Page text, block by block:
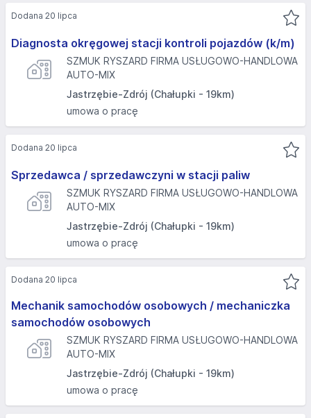
Diagnosta okręgowej stacji kontroli pojazdów (k/m)
SZMUK RYSZARD FIRMA USŁUGOWO-HANDLOWA
AUTO-MIX
Jastrzębie-Zdrój (Chałupki - 19km)
umowa o pracę
Dodana 20 lipca
Sprzedawca / sprzedawczyni w stacji paliw
SZMUK RYSZARD FIRMA USŁUGOWO-HANDLOWA
AUTO-MIX
Jastrzębie-Zdrój (Chałupki - 19km)
umowa o pracę
Dodana 20 lipca
Mechanik samochodów osobowych / mechaniczka
samochodów osobowych
SZMUK RYSZARD FIRMA USŁUGOWO-HANDLOWA
AUTO-MIX
Jastrzębie-Zdrój (Chałupki - 19km)
umowa o pracę
Dodana 20 lipca